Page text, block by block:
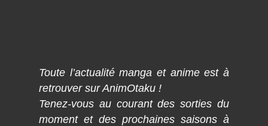
Toute l’actualité manga et anime est à
retrouver sur AnimOtaku !
Tenez-vous au courant des sorties du
moment et des prochaines saisons à